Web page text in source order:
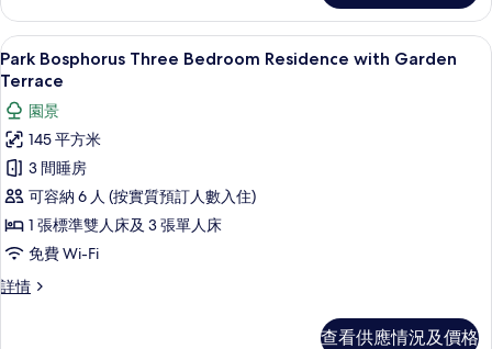
的
相
片
Residence
with
Bosphorus
View
情
載
入
所
有
Park
Bosphorus
Three
Bedroom
Residence
with
Park Bosphorus Three Bedroom
6
Park Bosphorus Three Bedroom Residence with Garden
Terrace
園景
145 平方米
3 間睡房
可容納 6 人 (按實質預訂人數入住)
1 張標準雙人床及 3 張單人床
免費 Wi-Fi
詳情
Park
查看供應情況及價格